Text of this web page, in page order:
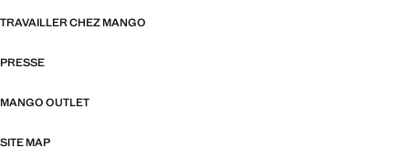
TRAVAILLER CHEZ MANGO
PRESSE
MANGO OUTLET
SITE MAP